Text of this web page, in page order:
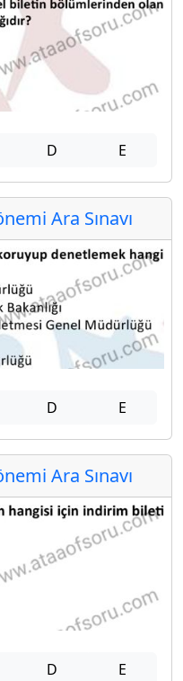
D E
Ara Sınavı
D E
Ara Sınavı
D E